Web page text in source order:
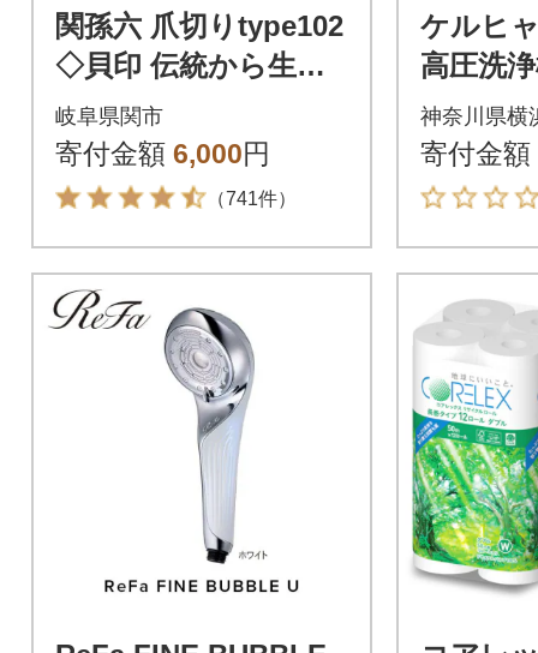
関孫六 爪切りtype102
◇貝印 伝統から生ま
れたツメキリ
岐阜県関市
寄付金額 6,000円
（741件）
ケルヒ
高圧洗
dy(ハン
神奈川県横
寄付金額